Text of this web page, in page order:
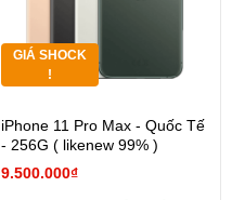
GIÁ SHOCK
!
iPhone 11 Pro Max - Quốc Tế
- 256G ( likenew 99% )
9.500.000₫